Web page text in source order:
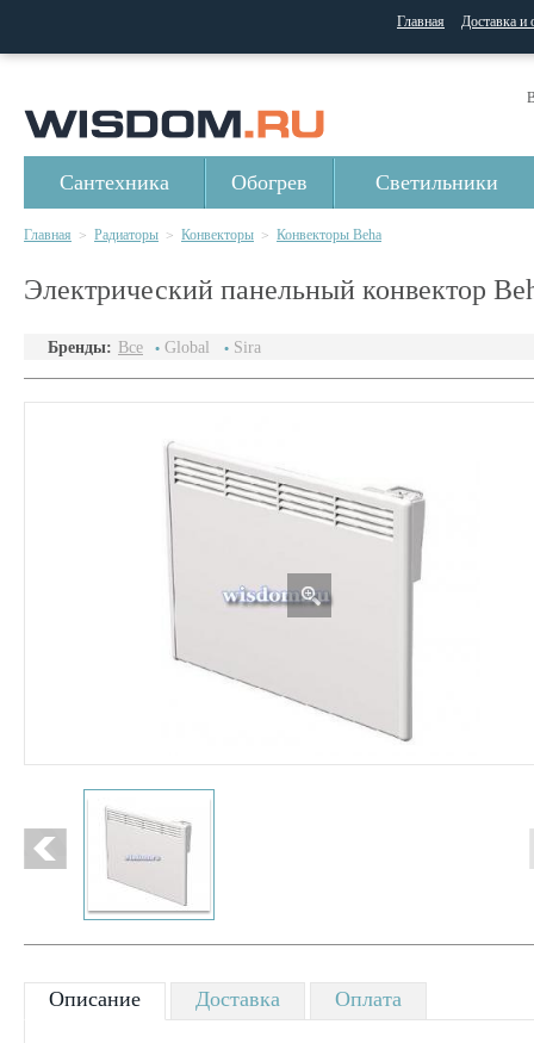
Главная Доставка и
Сантехника Обогрев Светильники
Главная > Радиаторы > Конвекторы > Конвекторы Beha
Электрический панельный конвектор
Бренды: Все Global Sira
Описание Доставка Оплата